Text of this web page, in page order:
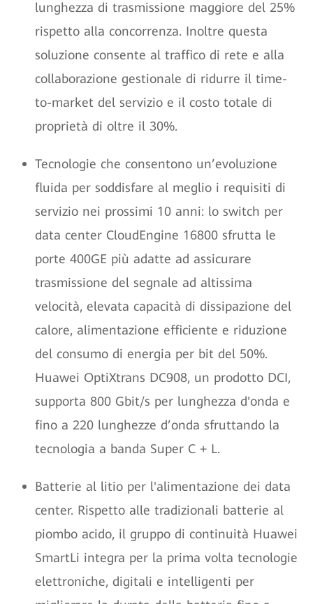
lunghezza di trasmissione maggiore del 25%
rispetto alla concorrenza. Inoltre questa
soluzione consente al traffico di rete e alla
collaborazione gestionale di ridurre il time-
to-market del servizio e il costo totale di
proprietà di oltre il 30%.
Tecnologie che consentono un’evoluzione
fluida per soddisfare al meglio i requisiti di
servizio nei prossimi 10 anni: lo switch per
data center CloudEngine 16800 sfrutta le
porte 400GE più adatte ad assicurare
trasmissione del segnale ad altissima
velocità, elevata capacità di dissipazione del
calore, alimentazione efficiente e riduzione
del consumo di energia per bit del 50%.
Huawei OptiXtrans DC908, un prodotto DCI,
supporta 800 Gbit/s per lunghezza d'onda e
fino a 220 lunghezze d’onda sfruttando la
tecnologia a banda Super C + L.
Batterie al litio per l'alimentazione dei data
center. Rispetto alle tradizionali batterie al
piombo acido, il gruppo di continuità Huawei
SmartLi integra per la prima volta tecnologie
elettroniche, digitali e intelligenti per